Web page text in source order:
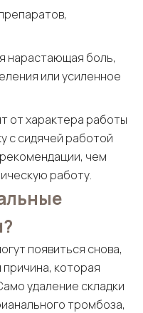
нарастающая боль,
или усиленное
от характера работы
с сидячей работой
чем
работу.
появиться снова,
которая
удаление складки
тромбоза,